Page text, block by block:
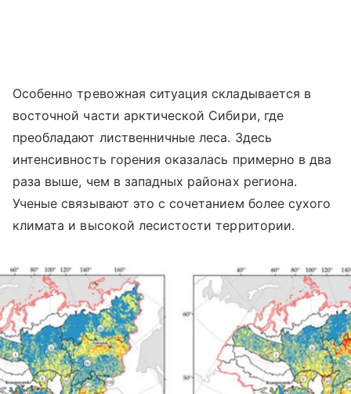
Особенно тревожная ситуация складывается в
восточной части арктической Сибири, где
преобладают лиственничные леса. Здесь
интенсивность горения оказалась примерно в два
раза выше, чем в западных районах региона.
Ученые связывают это с сочетанием более сухого
климата и высокой лесистости территории.